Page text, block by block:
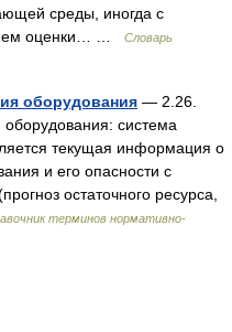
среды, иногда с
оценки… …
Словарь
оборудования — 2.26.
система
текущая информация о
и его опасности с
остаточного ресурса,
терминов нормативно-